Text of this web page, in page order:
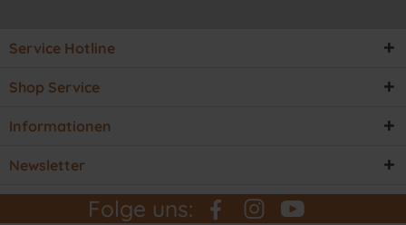
Service Hotline
Shop Service
Informationen
Newsletter
Folge uns: